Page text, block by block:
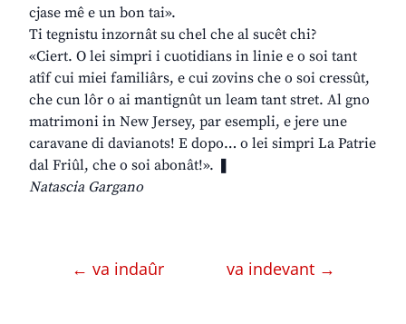
cjase mê e un bon tai».
Ti tegnistu inzornât su chel che al sucêt chi?
«Ciert. O lei simpri i cuotidians in linie e o soi tant
atîf cui miei familiârs, e cui zovins che o soi cressût,
che cun lôr o ai mantignût un leam tant stret. Al gno
matrimoni in New Jersey, par esempli, e jere une
caravane di davianots! E dopo… o lei simpri La Patrie
dal Friûl, che o soi abonât!». ❚
Natascia Gargano
← va indaûr va indevant →